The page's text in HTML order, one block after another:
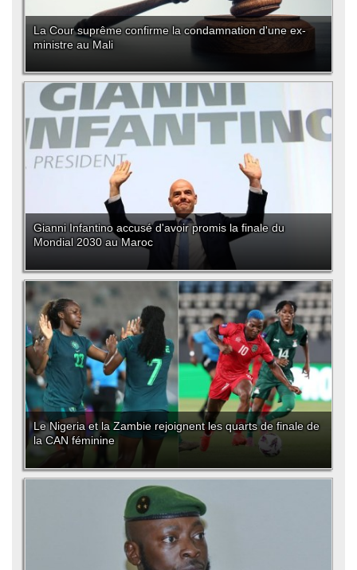
La Cour suprême confirme la condamnation d'une ex-
ministre au Mali
Gianni Infantino accusé d'avoir promis la finale du
Mondial 2030 au Maroc
Le Nigeria et la Zambie rejoignent les quarts de finale de
la CAN féminine